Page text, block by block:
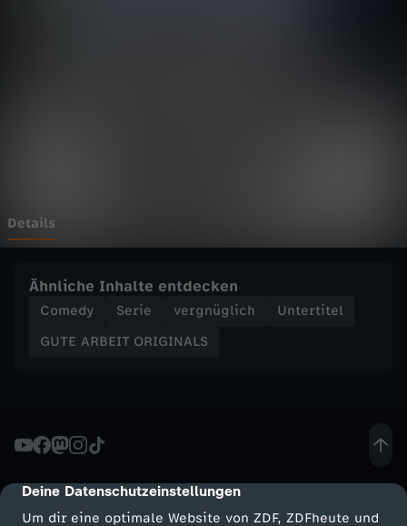
cmp-dialog-description
Deine Datenschutzeinstellungen
Um dir eine optimale Website von ZDF, ZDFheute und
I
G
I
L
S
Details
Ähnliche Inhalte entdecken
Comedy Serie vergnüglich
Untertitel
GUTE ARBEIT ORIGINALS